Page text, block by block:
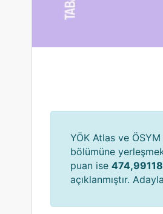
YÖK Atlas ve
bölümüne
puan ise 474,99118
açıklanmıştır.